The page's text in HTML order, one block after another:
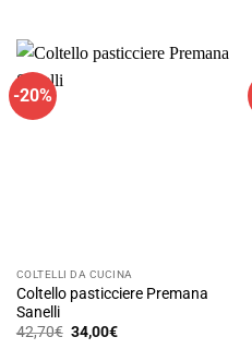
-20%
COLTELLI DA CUCINA
Coltello pasticciere Premana
Sanelli
42,70€ Il
prezzo
34,00€Il